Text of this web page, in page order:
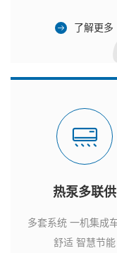
了解更多
热泵多联供
多套系统 一机集成车,健康
舒适 智慧节能